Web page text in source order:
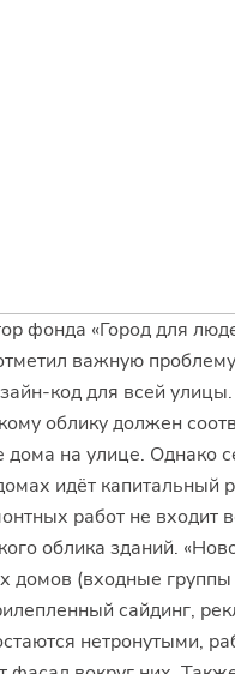
фонда «Город для
важную проблему
код для всей
облику должен
дома на улице. Однако
идёт капитальный
работ не входит
облика зданий.
домов (входные
сайдинг,
нетронутыми,